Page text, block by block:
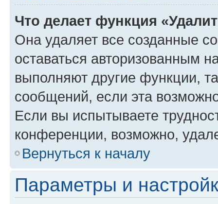
Что делает функция
Она удаляет все созданные
оставаться авторизованным
выполняют другие функции,
сообщений, если эта
Если вы испытываете
конференции, возможно,
Вернуться к началу
Параметры и